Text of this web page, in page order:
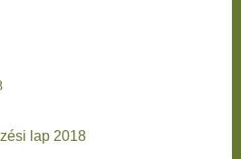
lap 2018